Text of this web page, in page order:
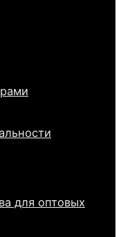
для оптовых